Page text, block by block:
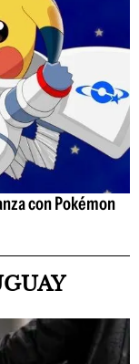
con Pokémon